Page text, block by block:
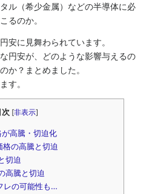
ル（希少金属）などの半導体に必
るのか。
安に見舞わられています。
円安が、どのような影響与えるの
か？まとめました。
す。
次 [非表示]
高騰・切迫化
格の高騰と切迫
切迫
高騰と切迫
レの可能性も…